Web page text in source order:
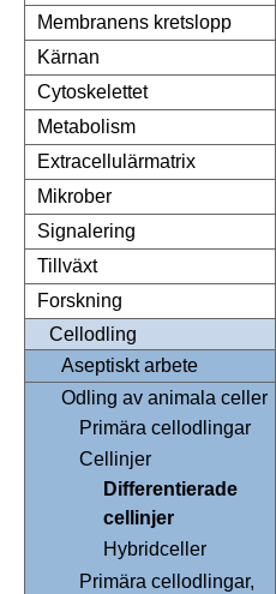
Membranens kretslopp
Kärnan
Cytoskelettet
Metabolism
Extracellulärmatrix
Mikrober
Signalering
Tillväxt
Forskning
Cellodling
Aseptiskt arbete
Odling av animala celler
Primära cellodlingar
Cellinjer
Differentierade
cellinjer
Hybridceller
Primära cellodlingar,